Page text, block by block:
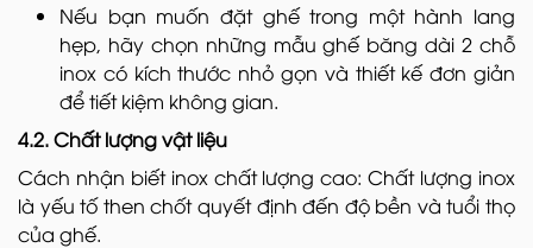
Nếu bạn muốn đặt ghế trong một hành lang
hẹp, hãy chọn những mẫu ghế băng dài 2 chỗ
inox có kích thước nhỏ gọn và thiết kế đơn giản
để tiết kiệm không gian.
4.2. Chất lượng vật liệu
Cách nhận biết inox chất lượng cao: Chất lượng inox
là yếu tố then chốt quyết định đến độ bền và tuổi thọ
của ghế.